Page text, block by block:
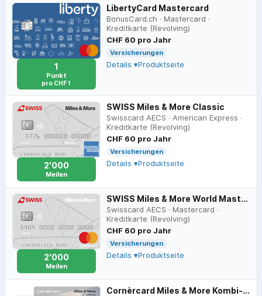
1
Punkt
pro CHF 1
LibertyCard Mastercard
BonusCard.ch · Mastercard ·
Kreditkarte (Revolving)
CHF 60 pro Jahr
Versicherungen
Details ▾Produktseite
2'000
Meilen
SWISS Miles & More Classic
Swisscard AECS · American Express ·
Kreditkarte (Revolving)
CHF 60 pro Jahr
Versicherungen
Details ▾Produktseite
2'000
Meilen
SWISS Miles & More World Mastercard Classic
Swisscard AECS · Mastercard ·
Kreditkarte (Revolving)
CHF 60 pro Jahr
Versicherungen
Details ▾Produktseite
Cornèrcard Miles & More Kombi-Angebot Classic